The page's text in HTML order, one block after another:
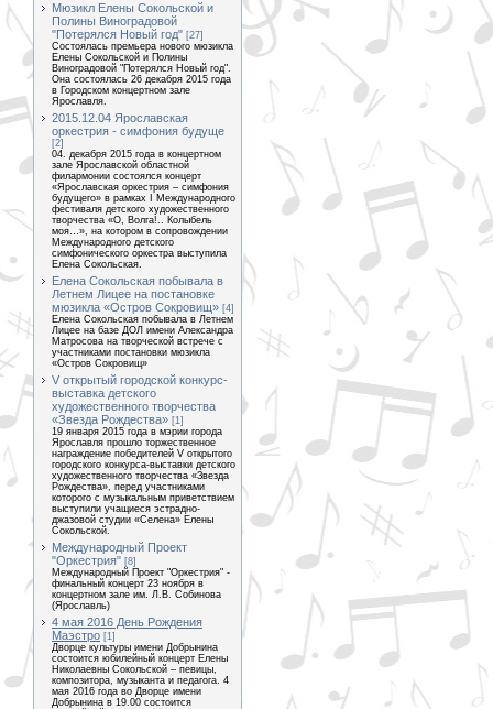
Мюзикл Елены Сокольской и
Полины Виноградовой
"Потерялся Новый год" [27]
Состоялась премьера нового мюзикла
Елены Сокольской и Полины
Виноградовой "Потерялся Новый год".
Она состоялась 26 декабря 2015 года
в Городском концертном зале
Ярославля.
2015.12.04 Ярославская
оркестрия - симфония будуще
[2]
04. декабря 2015 года в концертном
зале Ярославской областной
филармонии состоялся концерт
«Ярославская оркестрия – симфония
будущего» в рамках I Международного
фестиваля детского художественного
творчества «О, Волга!.. Колыбель
моя…», на котором в сопровождении
Международного детского
симфонического оркестра выступила
Елена Сокольская.
Елена Сокольская побывала в
Летнем Лицее на постановке
мюзикла «Остров Сокровищ» [4]
Елена Сокольская побывала в Летнем
Лицее на базе ДОЛ имени Александра
Матросова на творческой встрече с
участниками постановки мюзикла
«Остров Сокровищ»
V открытый городской конкурс-
выставка детского
художественного творчества
«Звезда Рождества» [1]
19 января 2015 года в мэрии города
Ярославля прошло торжественное
награждение победителей V открытого
городского конкурса-выставки детского
художественного творчества «Звезда
Рождества», перед участниками
которого с музыкальным приветствием
выступили учащиеся эстрадно-
джазовой студии «Селена» Елены
Сокольской.
Международный Проект
"Оркестрия" [8]
Международный Проект "Оркестрия" -
финальный концерт 23 ноября в
концертном зале им. Л.В. Собинова
(Ярославль)
4 мая 2016 День Рождения
Маэстро [1]
Дворце культуры имени Добрынина
состоится юбилейный концерт Елены
Николаевны Сокольской – певицы,
композитора, музыканта и педагога. 4
мая 2016 года во Дворце имени
Добрынина в 19.00 состоится